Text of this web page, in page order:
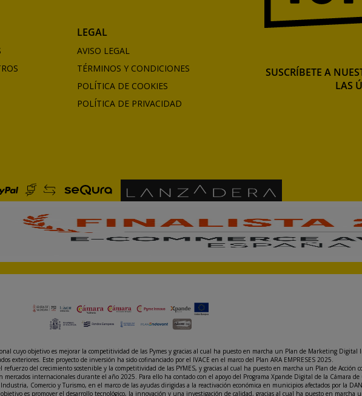
LEGAL
AVISO LEGAL
TÉRMINOS Y CONDICIONES
POLÍTICA DE COOKIES
POLÍTICA DE PRIVACIDAD
SUSCRÍBETE A
LAS
cuyo objetivo es mejorar la competitividad de las Pymes y gracias al cual ha puesto en marcha un Plan de Marketing
exteriores. Este proyecto de inversión ha sido cofinanciado por el IVACE en el marco del Plan ARA EMPRESES 2025.
refuerzo del crecimiento sostenible y la competitividad de las PYMES, y gracias al cual ha puesto en marcha un Plan de
internacionales durante el año 2025. Para ello ha contado con el apoyo del Programa Xpande Digital de la Cámara de
Comercio y Turismo, en el marco de las ayudas dirigidas a la reactivación económica en municipios afectados por la
es promover el desarrollo tecnológico, la innovación y una investigación de calidad, gracias al cual ha puesto en marcha